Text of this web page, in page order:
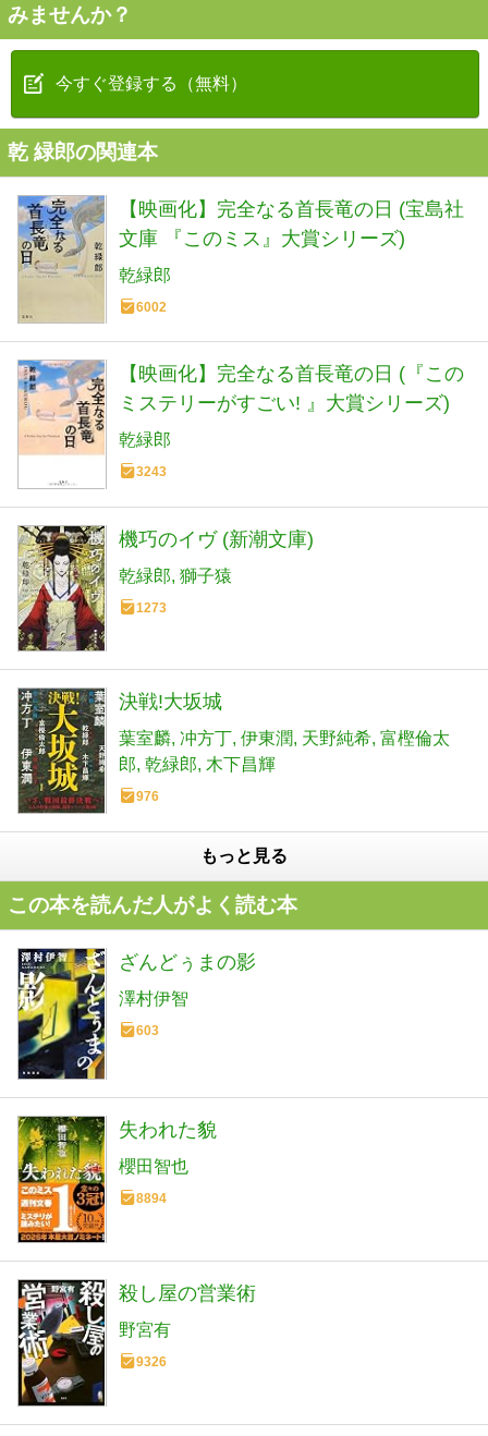
みませんか？
今すぐ登録する（無料）
乾 緑郎の関連本
【映画化】完全なる首長竜の日 (宝島社
文庫 『このミス』大賞シリーズ)
乾緑郎
6002
【映画化】完全なる首長竜の日 (『この
ミステリーがすごい! 』大賞シリーズ)
乾緑郎
3243
機巧のイヴ (新潮文庫)
乾緑郎 獅子猿
1273
決戦!大坂城
葉室麟 冲方丁 伊東潤 天野純希 富樫倫太
郎 乾緑郎 木下昌輝
976
もっと見る
この本を読んだ人がよく読む本
ざんどぅまの影
澤村伊智
603
失われた貌
櫻田智也
8894
殺し屋の営業術
野宮有
9326